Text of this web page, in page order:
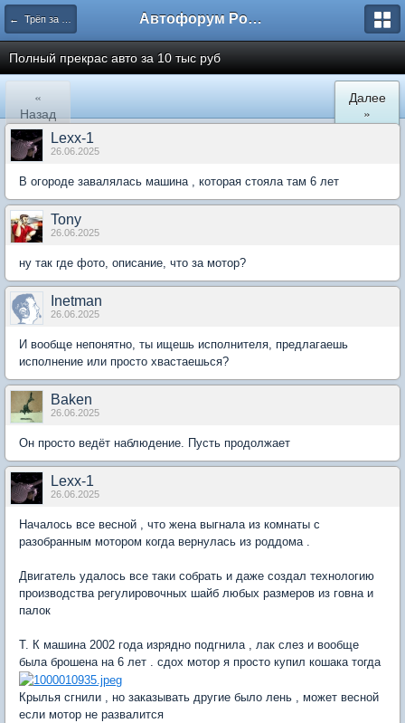
← Трёп за машины Автофорум Ростова-на-Дону
Полный прекрас авто за 10 тыс руб
«
Назад
Далее
»
Lexx-1
26.06.2025
В огороде завалялась машина , которая стояла там 6 лет
Tony
26.06.2025
ну так где фото, описание, что за мотор?
Inetman
26.06.2025
И вообще непонятно, ты ищешь исполнителя, предлагаешь
исполнение или просто хвастаешься?
Baken
26.06.2025
Он просто ведёт наблюдение. Пусть продолжает
Lexx-1
26.06.2025
Началось все весной , что жена выгнала из комнаты с
разобранным мотором когда вернулась из роддома .
Двигатель удалось все таки собрать и даже создал технологию
производства регулировочных шайб любых размеров из говна и
палок
Т. К машина 2002 года изрядно подгнила , лак слез и вообще
была брошена на 6 лет . сдох мотор я просто купил кошака тогда
Крылья сгнили , но заказывать другие было лень , может весной
если мотор не развалится